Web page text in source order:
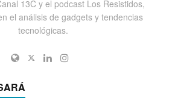
13C y el podcast Los Resistidos,
el análisis de gadgets y tendencias
tecnológicas.